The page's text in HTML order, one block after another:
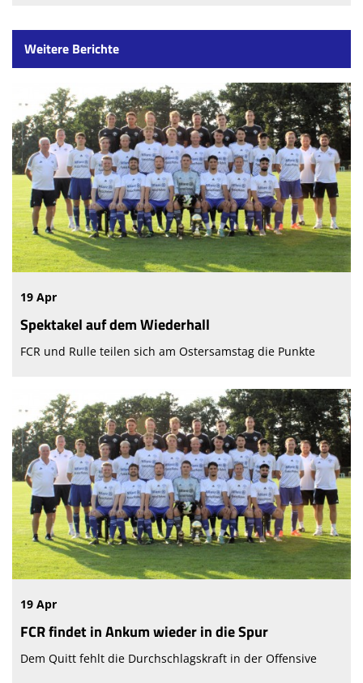
Weitere Berichte
19 Apr
Spektakel auf dem Wiederhall
FCR und Rulle teilen sich am Ostersamstag die Punkte
19 Apr
FCR findet in Ankum wieder in die Spur
Dem Quitt fehlt die Durchschlagskraft in der Offensive